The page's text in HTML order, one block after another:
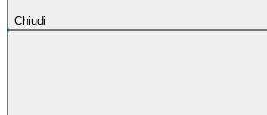
Chiudi